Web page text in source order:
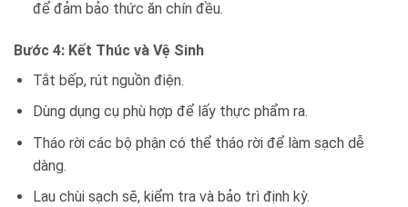
để đảm bảo thức ăn chín đều.
Bước 4: Kết Thúc và Vệ Sinh
Tắt bếp, rút nguồn điện.
Dùng dụng cụ phù hợp để lấy thực phẩm ra.
Tháo rời các bộ phận có thể tháo rời để làm sạch dễ
dàng.
Lau chùi sạch sẽ, kiểm tra và bảo trì định kỳ.